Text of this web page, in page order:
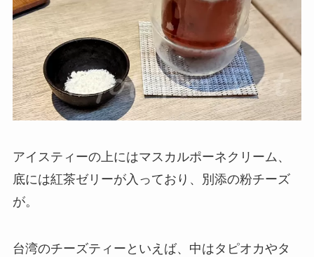
アイスティーの上にはマスカルポーネクリーム、
底には紅茶ゼリーが入っており、別添の粉チーズ
が。
台湾のチーズティーといえば、中はタピオカやタ